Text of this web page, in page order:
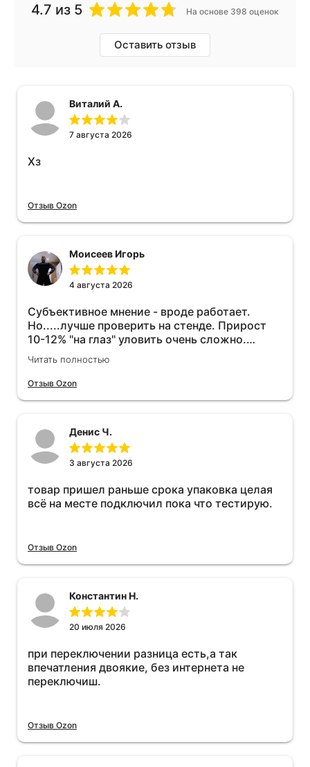
4.7 из 5 На основе 398 оценок
Оставить отзыв
Виталий А.
7 августа 2026
Хз
Отзыв Ozon
Моисеев Игорь
4 августа 2026
Субъективное мнение - вроде работает.
Но.....лучше проверить на стенде. Прирост
10-12% "на глаз" уловить очень сложно.
Покатаюсь, потом отключу и посмотрю, что
будет 😁.
Читать полностью
Отзыв Ozon
Денис Ч.
3 августа 2026
товар пришел раньше срока упаковка целая
всё на месте подключил пока что тестирую.
Отзыв Ozon
Константин Н.
20 июля 2026
при переключении разница есть,а так
впечатления двоякие, без интернета не
переключиш.
Отзыв Ozon